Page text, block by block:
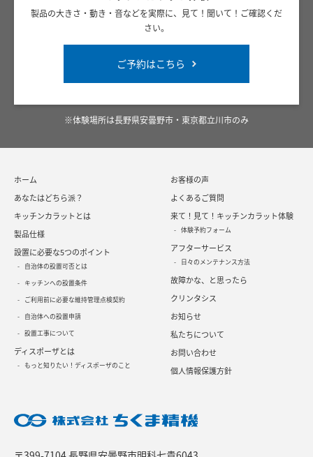
製品の大きさ・動き・音などを実際に、見て！聞いて！ご確認くだ
さい。
ご予約はこちら
※体験場所は長野県安曇野市・東京都立川市のみ
ホーム
あなたはどちら派？
キッチンカラットとは
製品仕様
設置に必要な5つのポイント
自治体の設置可否とは
キッチンへの設置条件
ご利用前に必要な維持管理点検契約
自治体への設置申請
設置工事について
ディスポーザとは
もっと知りたい！ディスポーザのこと
お客様の声
よくあるご質問
来て！見て！キッチンカラット体験
体験予約フォーム
アフターサービス
日々のメンテナンス方法
故障かな、と思ったら
クリンタシス
お知らせ
私たちについて
お問い合わせ
個人情報保護方針